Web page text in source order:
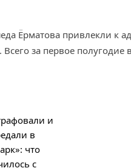
Ёрматова привлекли к
за первое